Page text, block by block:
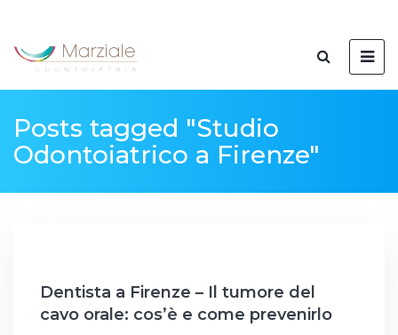
Posts tagged "Studio
Odontoiatrico a Firenze"
Dentista a Firenze – Il tumore del
cavo orale: cos’è e come prevenirlo